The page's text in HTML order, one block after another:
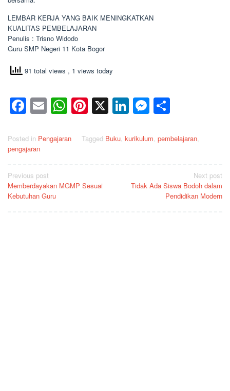
LEMBAR KERJA YANG BAIK MENINGKATKAN
KUALITAS PEMBELAJARAN
Penulis : Trisno Widodo
Guru SMP Negeri 11 Kota Bogor
91 total views , 1 views today
Facebook
EmailWhatsApp
Pinterest
X LinkedIn
Posted in Pengajaran Tagged Buku, kurikulum, pembelajaran,
pengajaran
Post
navigation
Previous post
Memberdayakan MGMP Sesuai
Kebutuhan Guru
Next post
Tidak Ada Siswa Bodoh dalam
Pendidikan Modern